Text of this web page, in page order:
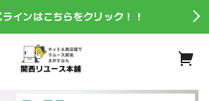
ラインはこちらをクリック！！